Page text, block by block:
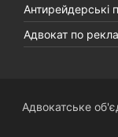
Антирейдерські
Адвокат по
Адвокатське